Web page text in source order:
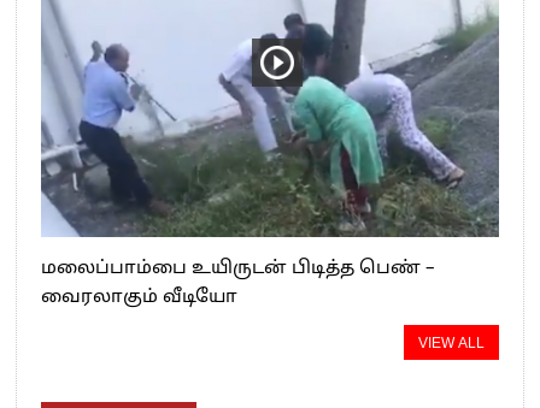
மலைப்பாம்பை உயிருடன் பிடித்த பெண் –
வைரலாகும் வீடியோ
VIEW ALL